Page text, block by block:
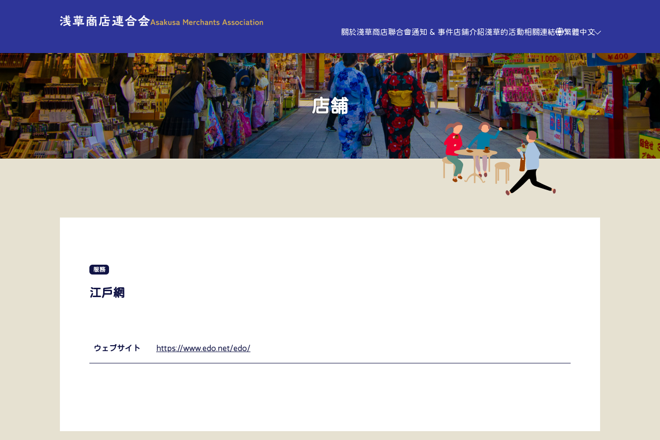
關於淺草商店聯合會通知 & 事件店鋪介紹淺草的活動相關連結 繁體中文
店舗
服務
江戶網
ウェブサイト https://www.edo.net/edo/